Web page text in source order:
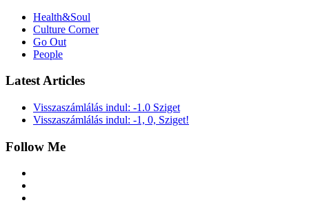
Health&Soul
Culture Corner
Go Out
People
Latest Articles
Visszaszámlálás indul: -1.0 Sziget
Visszaszámlálás indul: -1, 0, Sziget!
Follow Me